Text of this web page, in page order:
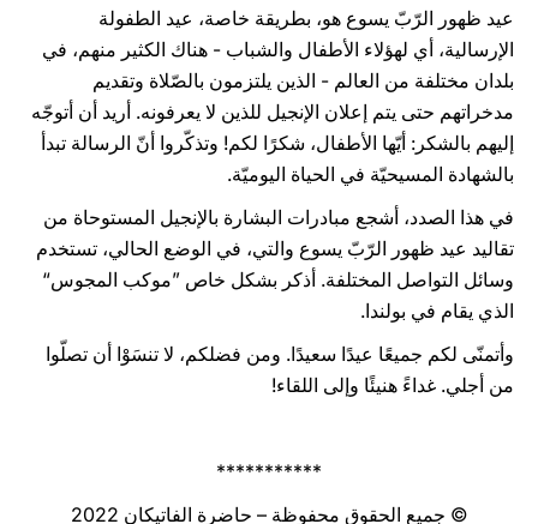
عيد ظهور الرّبّ يسوع هو، بطريقة خاصة، عيد الطفولة
الإرسالية، أي لهؤلاء الأطفال والشباب - هناك الكثير منهم، في
بلدان مختلفة من العالم - الذين يلتزمون بالصّلاة وتقديم
مدخراتهم حتى يتم إعلان الإنجيل للذين لا يعرفونه. أريد أن أتوجّه
إليهم بالشكر: أيّها الأطفال، شكرًا لكم! وتذكّروا أنّ الرسالة تبدأ
بالشهادة المسيحيّة في الحياة اليوميّة.
في هذا الصدد، أشجع مبادرات البشارة بالإنجيل المستوحاة من
تقاليد عيد ظهور الرّبّ يسوع والتي، في الوضع الحالي، تستخدم
وسائل التواصل المختلفة. أذكر بشكل خاص ”موكب المجوس“
الذي يقام في بولندا.
وأتمنّى لكم جميعًا عيدًا سعيدًا. ومن فضلكم، لا تنسَوْا أن تصلّوا
من أجلي. غداءً هنيئًا وإلى اللقاء!
***********
© جميع الحقوق محفوظة – حاضرة الفاتيكان 2022